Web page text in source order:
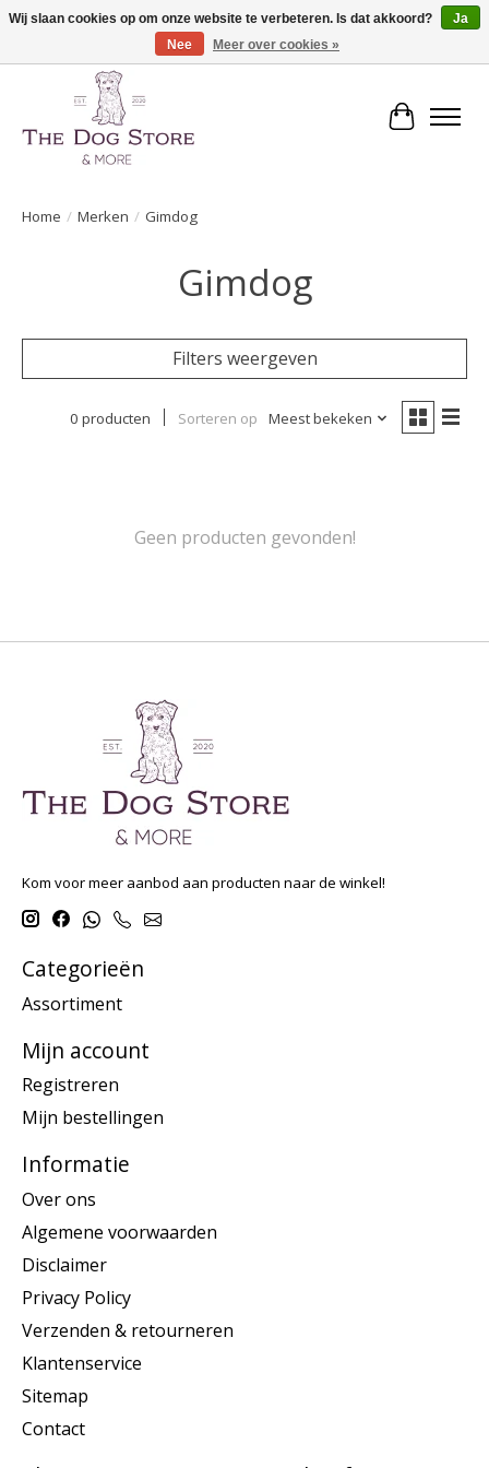
De speciaalzaak in hondenartikelen en meer!
Home / Merken / Gimdog
Gimdog
Filters weergeven
0 producten Sorteren op Meest bekeken
Geen producten gevonden!
Kom voor meer aanbod aan producten naar de winkel!
Categorieën
Assortiment
Mijn account
Registreren
Mijn bestellingen
Informatie
Over ons
Algemene voorwaarden
Disclaimer
Privacy Policy
Verzenden & retourneren
Klantenservice
Sitemap
Contact
Wij slaan cookies op om onze website te verbeteren. Is dat akkoord?
Ja
Nee
Meer over cookies »